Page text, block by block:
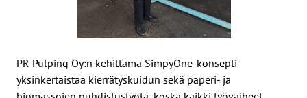
PR Pulping Oy:n kehittämä SimpyOne-konsepti
yksinkertaistaa kierrätyskuidun sekä paperi- ja